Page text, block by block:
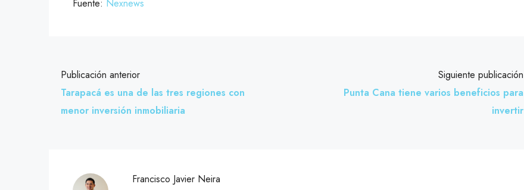
Fuente: Nexnews
Publicación anterior
Tarapacá es una de las tres regiones con
menor inversión inmobiliaria
Siguiente publicación
Punta Cana tiene varios beneficios para
invertir
Francisco Javier Neira